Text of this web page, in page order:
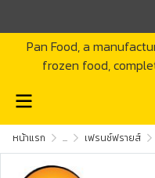
Pan Food, a
frozen food,
หน้าแรก ... เฟรนช์ฟรายส์